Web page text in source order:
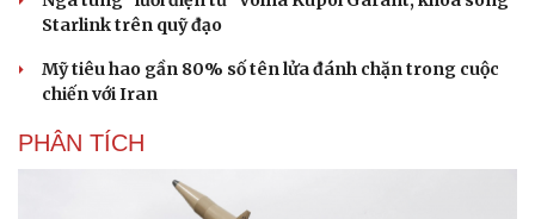
Tàu ngầm Nga "mặc áo giáp” để đối phó UAV
Ukraine
đất, Nga tính gì ở Ukraine?
Litva đẩy mạnh sản xuất UAV nội địa theo thỏa thuận với